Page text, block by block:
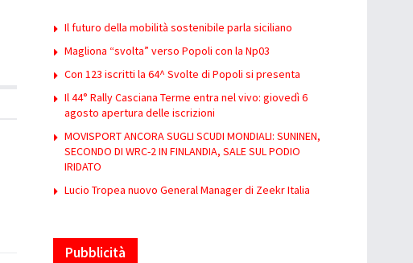
Il futuro della mobilità sostenibile parla siciliano
Magliona “svolta” verso Popoli con la Np03
Con 123 iscritti la 64^ Svolte di Popoli si presenta
Il 44° Rally Casciana Terme entra nel vivo: giovedì 6
agosto apertura delle iscrizioni
MOVISPORT ANCORA SUGLI SCUDI MONDIALI: SUNINEN,
SECONDO DI WRC-2 IN FINLANDIA, SALE SUL PODIO
IRIDATO
Lucio Tropea nuovo General Manager di Zeekr Italia
Pubblicità